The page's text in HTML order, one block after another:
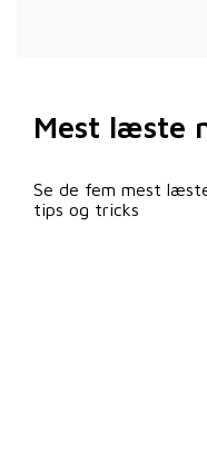
Mest læste
Se de fem mest
tips og tricks